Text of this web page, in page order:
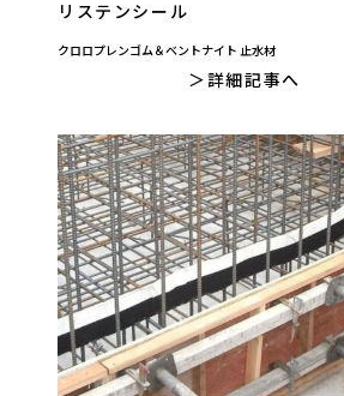
リステンシール
クロロプレンゴム＆ベントナイト 止水材
詳細記事へ